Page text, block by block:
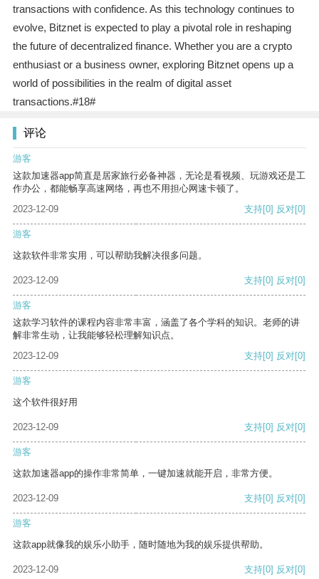
transactions with confidence. As this technology continues to
evolve, Bitznet is expected to play a pivotal role in reshaping
the future of decentralized finance. Whether you are a crypto
enthusiast or a business owner, exploring Bitznet opens up a
world of possibilities in the realm of digital asset
transactions.#18#
评论
游客
这款加速器app简直是居家旅行必备神器，无论是看视频、玩游戏还是工
作办公，都能畅享高速网络，再也不用担心网速卡顿了。
2023-12-09
支持[0] 反对[0]
游客
这款软件非常实用，可以帮助我解决很多问题。
2023-12-09 支持[0] 反对[0]
游客
这款学习软件的课程内容非常丰富，涵盖了各个学科的知识。老师的讲
解非常生动，让我能够轻松理解知识点。
2023-12-09
支持[0] 反对[0]
游客
这个软件很好用
2023-12-09 支持[0] 反对[0]
游客
这款加速器app的操作非常简单，一键加速就能开启，非常方便。
2023-12-09 支持[0] 反对[0]
游客
这款app就像我的娱乐小助手，随时随地为我的娱乐提供帮助。
2023-12-09 支持[0] 反对[0]